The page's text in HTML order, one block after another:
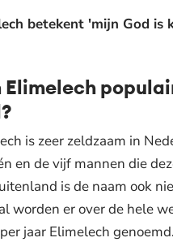
betekent 'mijn God is
Elimelech
is zeer zeldzaam in
en de vijf mannen die
is de naam ook
worden er over de hele
jaar Elimelech genoemd.